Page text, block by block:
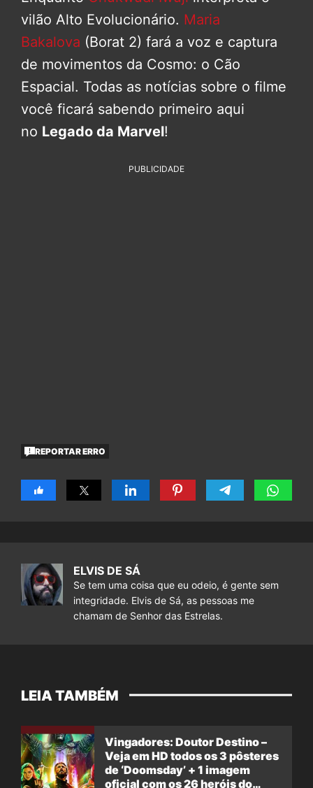
vilão Alto Evolucionário. Maria
Bakalova (Borat 2) fará a voz e captura
de movimentos da Cosmo: o Cão
Espacial. Todas as notícias sobre o filme
você ficará sabendo primeiro aqui
no Legado da Marvel!
PUBLICIDADE
REPORTAR ERRO
ELVIS DE SÁ
Se tem uma coisa que eu odeio, é gente sem
integridade. Elvis de Sá, as pessoas me
chamam de Senhor das Estrelas.
LEIA TAMBÉM
Vingadores: Doutor Destino –
Veja em HD todos os 3 pôsteres
de ‘Doomsday’ + 1 imagem
oficial com os 26 heróis do